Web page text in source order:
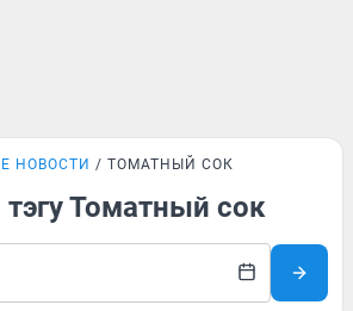
НОВОСТИ ТОМАТНЫЙ СОК
Томатный сок